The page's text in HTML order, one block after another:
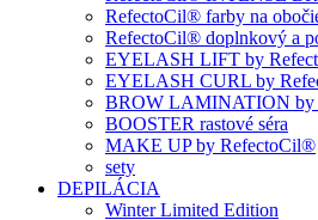
RefectoCil® farby na
RefectoCil® doplnkový a
EYELASH LIFT by
EYELASH CURL by
BROW LAMINATION by
BOOSTER rastové séra
MAKE UP by RefectoCil®
sety
DEPILÁCIA
Winter Limited Edition